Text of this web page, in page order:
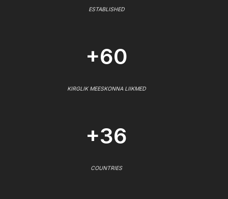
ESTABLISHED
+60
KIRGLIK MEESKONNA LIIKMED
+36
COUNTRIES